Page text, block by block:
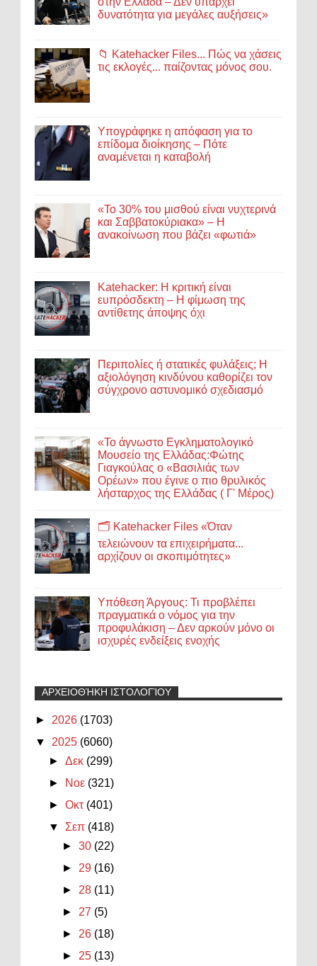
δυνατότητα για μεγάλες αυξήσεις»
📁 Katehacker Files... Πώς να χάσεις
τις εκλογές... παίζοντας μόνος σου.
Υπογράφηκε η απόφαση για το
επίδομα διοίκησης – Πότε
αναμένεται η καταβολή
«Το 30% του μισθού είναι νυχτερινά
και Σαββατοκύριακα» – Η
ανακοίνωση που βάζει «φωτιά»
Katehacker: Η κριτική είναι
ευπρόσδεκτη – Η φίμωση της
αντίθετης άποψης όχι
Περιπολίες ή στατικές φυλάξεις; Η
αξιολόγηση κινδύνου καθορίζει τον
σύγχρονο αστυνομικό σχεδιασμό
«Το άγνωστο Εγκληματολογικό
Μουσείο της Ελλάδας:Φώτης
Γιαγκούλας ο «Βασιλιάς των
Ορέων» που έγινε ο πιο θρυλικός
λήσταρχος της Ελλάδας ( Γ' Μέρος)
🗂️ Katehacker Files «Όταν
τελειώνουν τα επιχειρήματα...
αρχίζουν οι σκοπιμότητες»
Υπόθεση Άργους: Τι προβλέπει
πραγματικά ο νόμος για την
προφυλάκιση – Δεν αρκούν μόνο οι
ισχυρές ενδείξεις ενοχής
ΑΡΧΕΙΟΘΉΚΗ ΙΣΤΟΛΟΓΊΟΥ
► 2026 (1703)
▼ 2025 (6060)
►Δεκ (299)
►
Νοε (321)
►Οκτ (401)
▼ Σεπ (418)
►30 (22)
► 29 (16)
► 28 (11)
► 27 (5)
► 26 (18)
► 25 (13)